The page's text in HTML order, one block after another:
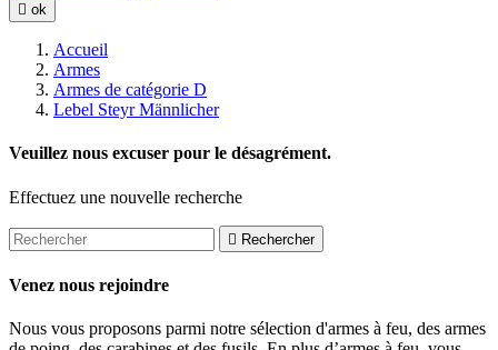
 ok
Accueil
Armes
Armes de catégorie D
Lebel Steyr Männlicher
Veuillez nous excuser pour le désagrément.
Effectuez une nouvelle recherche
 Rechercher
Venez nous rejoindre
Nous vous proposons parmi notre sélection d'armes à feu, des armes